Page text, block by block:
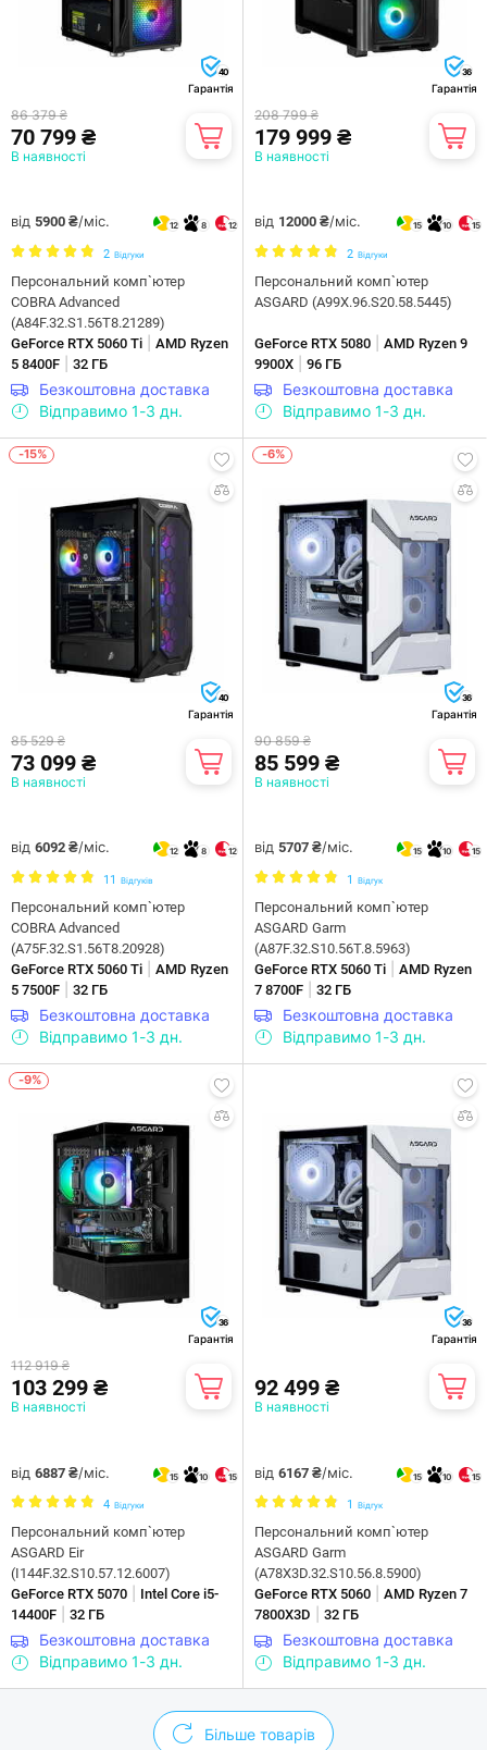
40
Гарантія
86 379 ₴
70 799 ₴
В наявності
від 5900 ₴/міс. 12 8 12
2 Відгуки
Персональний комп`ютер
COBRA Advanced
(A84F.32.S1.56T8.21289)
GeForce RTX 5060 Ti
AMD Ryzen
5 8400F
32 ГБ
Безкоштовна доставка
Відправимо 1-3 дн.
36
Гарантія
208 799 ₴
179 999 ₴
В наявності
від 12000 ₴/міс. 15 10 15
2 Відгуки
Персональний комп`ютер
ASGARD (A99X.96.S20.58.5445)
GeForce RTX 5080
AMD Ryzen 9
9900X
96 ГБ
Безкоштовна доставка
Відправимо 1-3 дн.
-15%
40
Гарантія
85 529 ₴
73 099 ₴
В наявності
від 6092 ₴/міс. 12 8 12
11 Відгуків
Персональний комп`ютер
COBRA Advanced
(A75F.32.S1.56T8.20928)
GeForce RTX 5060 Ti
AMD Ryzen
5 7500F
32 ГБ
Безкоштовна доставка
Відправимо 1-3 дн.
-6%
36
Гарантія
90 859 ₴
85 599 ₴
В наявності
від 5707 ₴/міс. 15 10 15
1 Відгук
Персональний комп`ютер
ASGARD Garm
(A87F.32.S10.56T.8.5963)
GeForce RTX 5060 Ti
AMD Ryzen
7 8700F
32 ГБ
Безкоштовна доставка
Відправимо 1-3 дн.
-9%
36
Гарантія
112 919 ₴
103 299 ₴
В наявності
від 6887 ₴/міс. 15 10 15
4 Відгуки
Персональний комп`ютер
ASGARD Eir
(I144F.32.S10.57.12.6007)
GeForce RTX 5070
Intel Core i5-
14400F
32 ГБ
Безкоштовна доставка
Відправимо 1-3 дн.
36
Гарантія
92 499 ₴
В наявності
від 6167 ₴/міс. 15 10 15
1 Відгук
Персональний комп`ютер
ASGARD Garm
(A78X3D.32.S10.56.8.5900)
GeForce RTX 5060
AMD Ryzen 7
7800X3D
32 ГБ
Безкоштовна доставка
Відправимо 1-3 дн.
Більше товарів